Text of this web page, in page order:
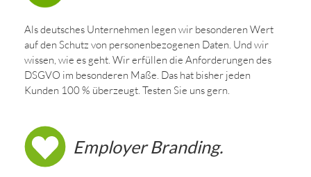
Als deutsches Unternehmen legen wir besonderen Wert
auf den Schutz von personenbezogenen Daten. Und wir
wissen, wie es geht. Wir erfüllen die Anforderungen des
DSGVO im besonderen Maße. Das hat bisher jeden
Kunden 100 % überzeugt. Testen Sie uns gern.
Employer Branding.